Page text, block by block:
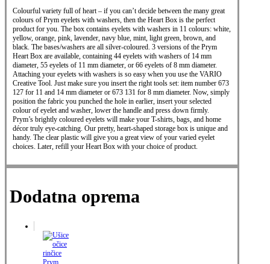
Colourful variety full of heart – if you can’t decide between the many great
colours of Prym eyelets with washers, then the Heart Box is the perfect
product for you. The box contains eyelets with washers in 11 colours: white,
yellow, orange, pink, lavender, navy blue, mint, light green, brown, and
black. The bases/washers are all silver-coloured. 3 versions of the Prym
Heart Box are available, containing 44 eyelets with washers of 14 mm
diameter, 55 eyelets of 11 mm diameter, or 66 eyelets of 8 mm diameter.
Attaching your eyelets with washers is so easy when you use the VARIO
Creative Tool. Just make sure you insert the right tools set: item number 673
127 for 11 and 14 mm diameter or 673 131 for 8 mm diameter. Now, simply
position the fabric you punched the hole in earlier, insert your selected
colour of eyelet and washer, lower the handle and press down firmly.
Prym’s brightly coloured eyelets will make your T-shirts, bags, and home
décor truly eye-catching. Our pretty, heart-shaped storage box is unique and
handy. The clear plastic will give you a great view of your varied eyelet
choices. Later, refill your Heart Box with your choice of product.
Dodatna oprema